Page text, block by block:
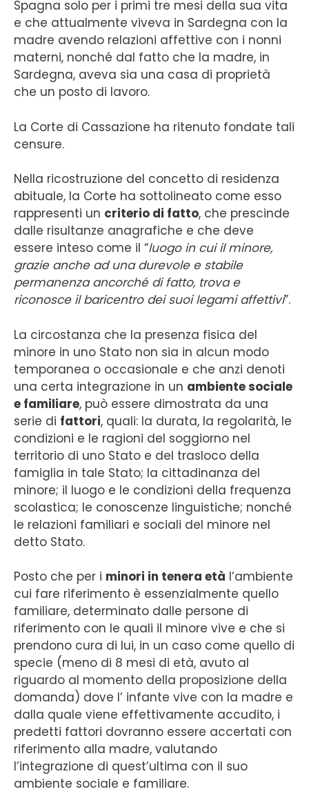
Spagna solo per i primi tre mesi della sua vita
e che attualmente viveva in Sardegna con la
madre avendo relazioni affettive con i nonni
materni, nonché dal fatto che la madre, in
Sardegna, aveva sia una casa di proprietà
che un posto di lavoro.
La Corte di Cassazione ha ritenuto fondate tali
censure.
Nella ricostruzione del concetto di residenza
abituale, la Corte ha sottolineato come esso
rappresenti un criterio di fatto, che prescinde
dalle risultanze anagrafiche e che deve
essere inteso come il “luogo in cui il minore,
grazie anche ad una durevole e stabile
permanenza ancorché di fatto, trova e
riconosce il baricentro dei suoi legami affettivi”.
La circostanza che la presenza fisica del
minore in uno Stato non sia in alcun modo
temporanea o occasionale e che anzi denoti
una certa integrazione in un ambiente sociale
e familiare, può essere dimostrata da una
serie di fattori, quali: la durata, la regolarità, le
condizioni e le ragioni del soggiorno nel
territorio di uno Stato e del trasloco della
famiglia in tale Stato; la cittadinanza del
minore; il luogo e le condizioni della frequenza
scolastica; le conoscenze linguistiche; nonché
le relazioni familiari e sociali del minore nel
detto Stato.
Posto che per i minori in tenera età l’ambiente
cui fare riferimento è essenzialmente quello
familiare, determinato dalle persone di
riferimento con le quali il minore vive e che si
prendono cura di lui, in un caso come quello di
specie (meno di 8 mesi di età, avuto al
riguardo al momento della proposizione della
domanda) dove l’ infante vive con la madre e
dalla quale viene effettivamente accudito, i
predetti fattori dovranno essere accertati con
riferimento alla madre, valutando
l’integrazione di quest’ultima con il suo
ambiente sociale e familiare.